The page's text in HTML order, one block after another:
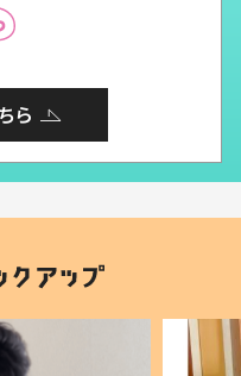
ら